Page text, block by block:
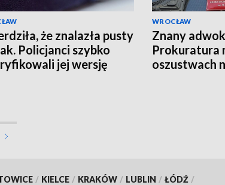
że znalazła pusty
Policjanci szybko
jej wersję
WROCŁAW
Znany
Prokuratura
oszustwach
/ KIELCE / KRAKÓW / LUBLIN / ŁÓDŹ /